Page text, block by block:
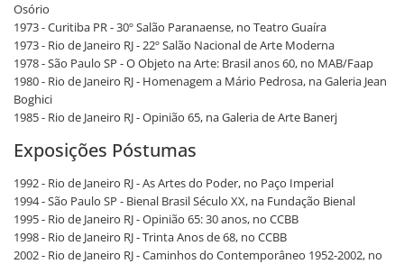
Osório
1973 - Curitiba PR - 30º Salão Paranaense, no Teatro Guaíra
1973 - Rio de Janeiro RJ - 22º Salão Nacional de Arte Moderna
1978 - São Paulo SP - O Objeto na Arte: Brasil anos 60, no MAB/Faap
1980 - Rio de Janeiro RJ - Homenagem a Mário Pedrosa, na Galeria Jean
Boghici
1985 - Rio de Janeiro RJ - Opinião 65, na Galeria de Arte Banerj
Exposições Póstumas
1992 - Rio de Janeiro RJ - As Artes do Poder, no Paço Imperial
1994 - São Paulo SP - Bienal Brasil Século XX, na Fundação Bienal
1995 - Rio de Janeiro RJ - Opinião 65: 30 anos, no CCBB
1998 - Rio de Janeiro RJ - Trinta Anos de 68, no CCBB
2002 - Rio de Janeiro RJ - Caminhos do Contemporâneo 1952-2002, no